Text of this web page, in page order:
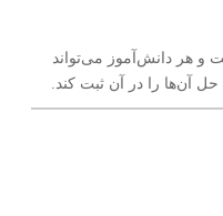
و هر دانش‌آموز می‌تواند
آن‌ها را در آن ثبت کند.